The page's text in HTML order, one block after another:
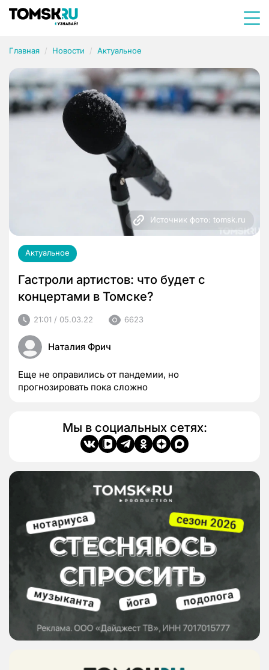
Главная Новости Актуальное
Источник фото: tomsk.ru
Актуальное
Гастроли артистов: что будет с
концертами в Томске?
21:01 / 05.03.22 6623
Наталия Фрич
Еще не оправились от пандемии, но
прогнозировать пока сложно
Мы в социальных сетях: